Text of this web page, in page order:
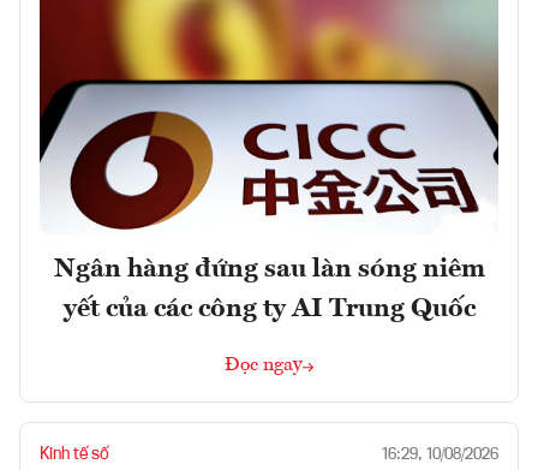
Ngân hàng đứng sau làn sóng niêm
yết của các công ty AI Trung Quốc
Đọc ngay
Kinh tế số 16:29, 10/08/2026